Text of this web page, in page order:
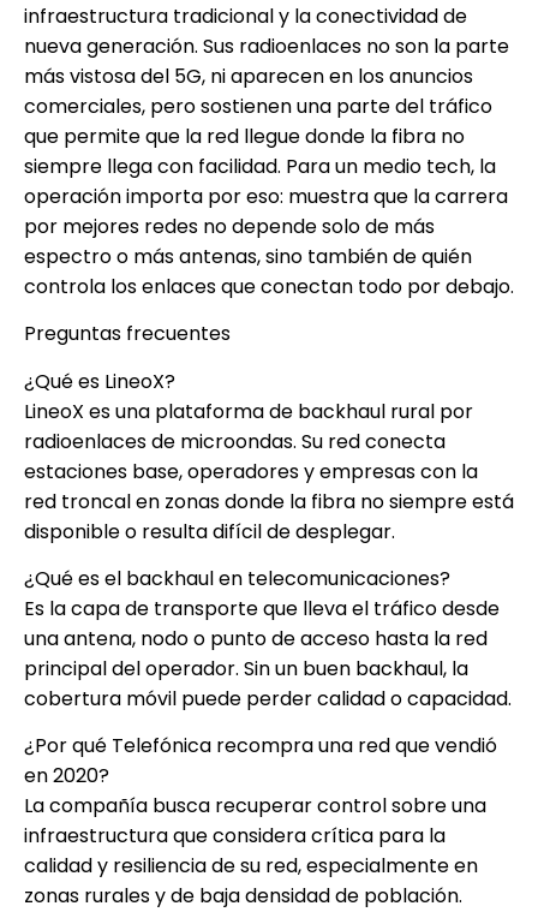
infraestructura tradicional y la conectividad de
nueva generación. Sus radioenlaces no son la parte
más vistosa del 5G, ni aparecen en los anuncios
comerciales, pero sostienen una parte del tráfico
que permite que la red llegue donde la fibra no
siempre llega con facilidad. Para un medio tech, la
operación importa por eso: muestra que la carrera
por mejores redes no depende solo de más
espectro o más antenas, sino también de quién
controla los enlaces que conectan todo por debajo.
Preguntas frecuentes
¿Qué es LineoX?
LineoX es una plataforma de backhaul rural por
radioenlaces de microondas. Su red conecta
estaciones base, operadores y empresas con la
red troncal en zonas donde la fibra no siempre está
disponible o resulta difícil de desplegar.
¿Qué es el backhaul en telecomunicaciones?
Es la capa de transporte que lleva el tráfico desde
una antena, nodo o punto de acceso hasta la red
principal del operador. Sin un buen backhaul, la
cobertura móvil puede perder calidad o capacidad.
¿Por qué Telefónica recompra una red que vendió
en 2020?
La compañía busca recuperar control sobre una
infraestructura que considera crítica para la
calidad y resiliencia de su red, especialmente en
zonas rurales y de baja densidad de población.